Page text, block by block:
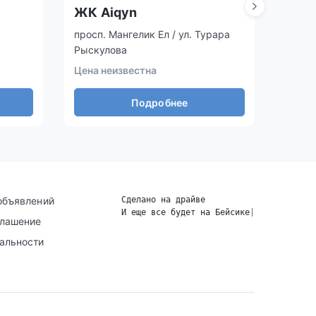
ЖК Aiqyn
просп. Мангелик Ел / ул. Турара
Рыскулова
Цена неизвестна
Подробнее
Сделано на драйве
И еще все будет на Бейсике